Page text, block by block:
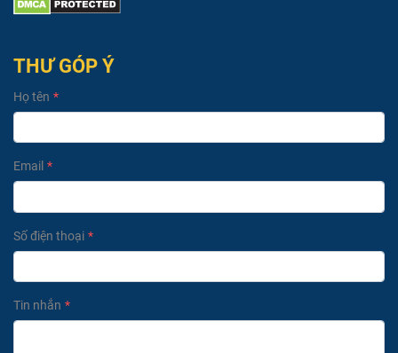
THƯ GÓP Ý
Họ tên
Email
Số điện thoại
Tin nhắn